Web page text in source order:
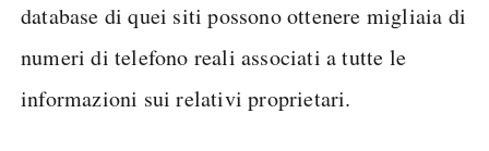
database di quei siti possono ottenere migliaia di
numeri di telefono reali associati a tutte le
informazioni sui relativi proprietari.